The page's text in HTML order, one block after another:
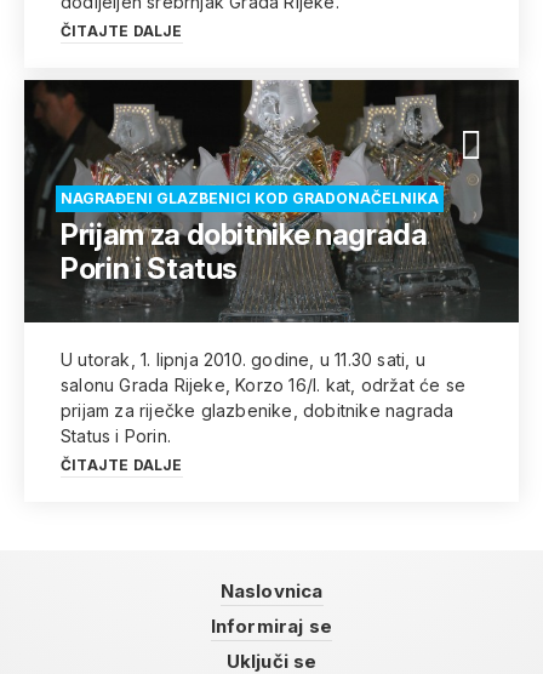
ČITAJTE DALJE
NAGRAĐENI GLAZBENICI KOD GRADONAČELNIKA
Prijam za dobitnike nagrada
Porin i Status
U utorak, 1. lipnja 2010. godine, u 11.30 sati, u
salonu Grada Rijeke, Korzo 16/I. kat, održat će se
prijam za riječke glazbenike, dobitnike nagrada
Status i Porin.
ČITAJTE DALJE
Naslovnica
Informiraj se
Uključi se